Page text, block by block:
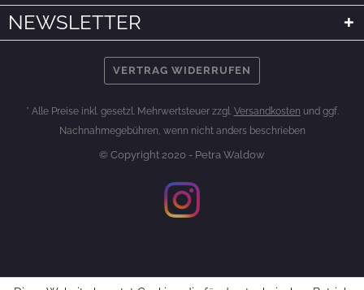
NEWSLETTER
VERTRAG WIDERRUFEN
* Alle Preise inkl. gesetzl. Mehrwertsteuer zzgl. Versandkosten und ggf.
Nachnahmegebühren, wenn nicht anders beschrieben
© Copyright 2020 - Petra Waldow